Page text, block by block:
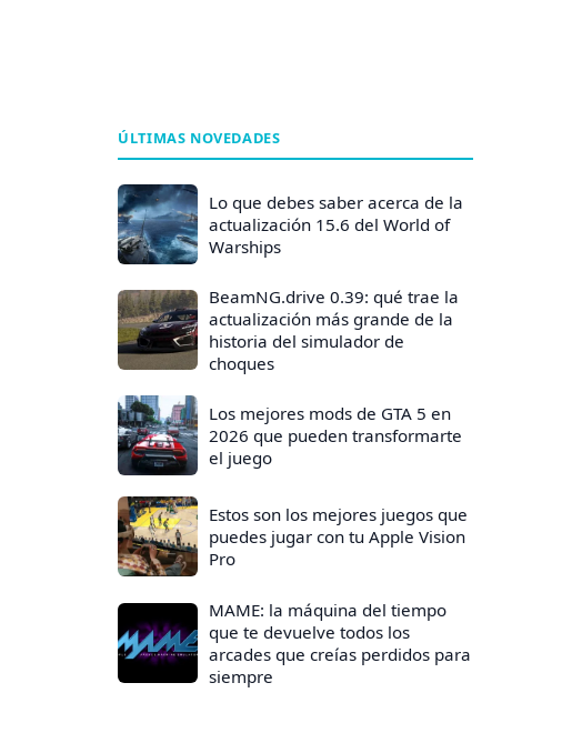
ÚLTIMAS NOVEDADES
Lo que debes saber acerca de la
actualización 15.6 del World of
Warships
BeamNG.drive 0.39: qué trae la
actualización más grande de la
historia del simulador de
choques
Los mejores mods de GTA 5 en
2026 que pueden transformarte
el juego
Estos son los mejores juegos que
puedes jugar con tu Apple Vision
Pro
MAME: la máquina del tiempo
que te devuelve todos los
arcades que creías perdidos para
siempre